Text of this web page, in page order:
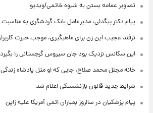
تصاویر عمامه بستن به شیوه خاتمی/ویدیو
پیام دکتر بیگدلی، مدیرعامل بانک گردشگری به مناسبت
ترفند عجیب این زن برای ماهیگیری، موجب حیرت
این سکانس نزدیک بود جان سیروس گرجستانی را بگیرد
خانه مجلل محمد صلاح، جایی که او مثل پادشاه
شرایط جدید قانون بازنشستگی اعلام شد
پیام پزشکیان در سالروز بمباران اتمی آمریکا علیه ژاپن